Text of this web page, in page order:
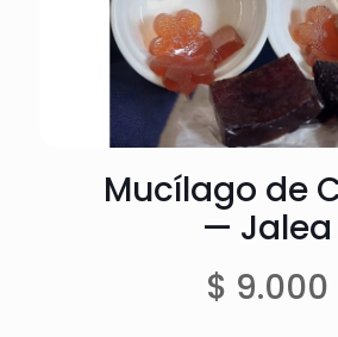
Mucílago de
— Jalea
$ 9.000